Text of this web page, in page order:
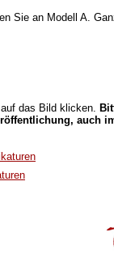
Sie an Modell A.
das Bild klicken.
auch